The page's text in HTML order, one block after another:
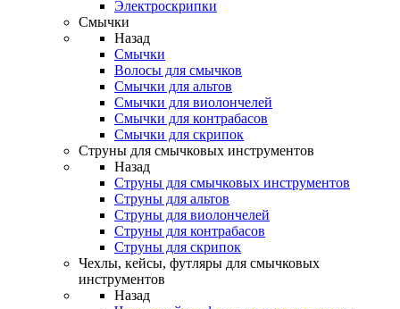
Электроскрипки
Смычки
Назад
Смычки
Волосы для смычков
Смычки для альтов
Смычки для виолончелей
Смычки для контрабасов
Смычки для скрипок
Струны для смычковых инструментов
Назад
Струны для смычковых инструментов
Струны для альтов
Струны для виолончелей
Струны для контрабасов
Струны для скрипок
Чехлы, кейсы, футляры для смычковых
инструментов
Назад